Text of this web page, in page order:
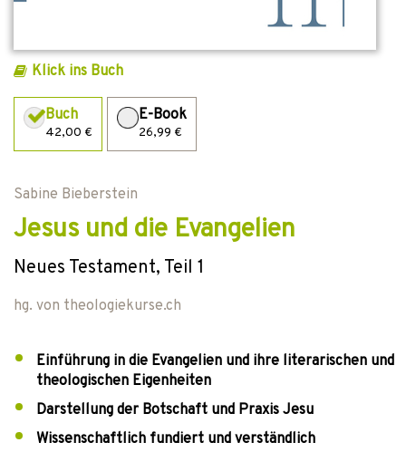
Klick ins Buch
Buch
42,00 €
E-Book
26,99 €
Sabine Bieberstein
Jesus und die Evangelien
Neues Testament, Teil 1
hg. von theologiekurse.ch
Einführung in die Evangelien und ihre literarischen und
theologischen Eigenheiten
Darstellung der Botschaft und Praxis Jesu
Wissenschaftlich fundiert und verständlich